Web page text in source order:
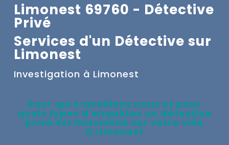
Limonest 69760 - Détective
Privé
Services d'un Détective sur
Limonest
Investigation à Limonest
Pour qui travaillons nous et pour
quels types d'enquêtes un détective
privé est missionné sur votre ville
à Limonest